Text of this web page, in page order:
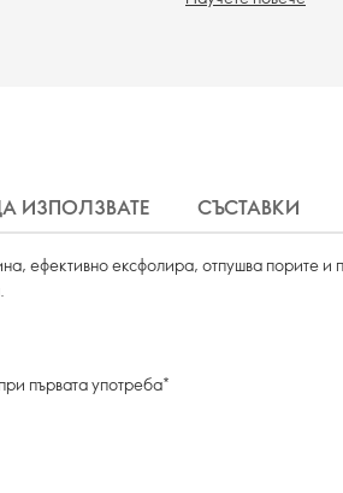
ИЗПОЛЗВАТЕ СЪСТАВКИ
ефективно ексфолира, отпушва порите и
първата употреба*